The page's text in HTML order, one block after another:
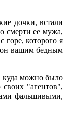
дочки, встали
смерти ее мужа,
горе, которого я
вашим бедным
куда можно было
"агентов",
фальшивыми,